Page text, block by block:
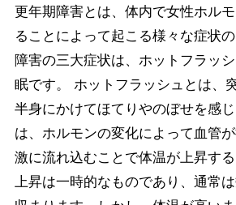
更年期障害とは、体内で女性ホル
ることによって起こる様々な症状
障害の三大症状は、ホットフラッ
眠です。 ホットフラッシュとは、
半身にかけてほてりやのぼせを感
は、ホルモンの変化によって血管
激に流れ込むことで体温が上昇す
上昇は一時的なものであり、通常